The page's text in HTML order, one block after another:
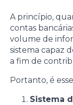
A princípio,
contas
volume de
sistema capaz
a fim de
Portanto, é
Sistema